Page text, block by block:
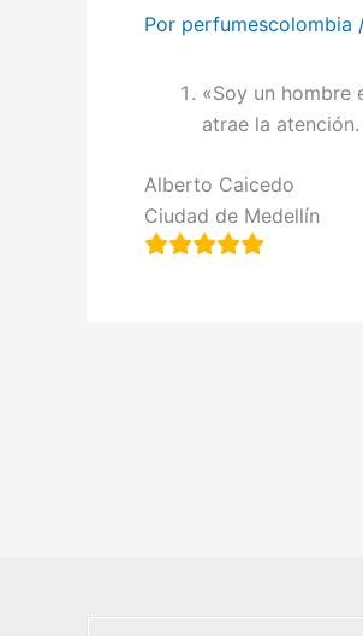
Por perfumescolombia
«Soy un hombre
atrae la
Alberto Caicedo
Ciudad de Medellín